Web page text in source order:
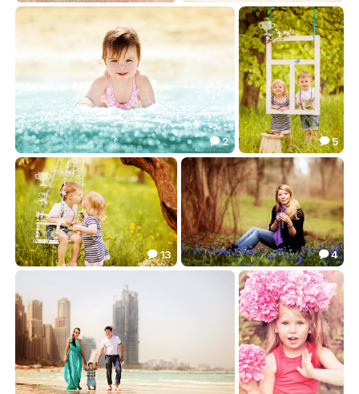
Вместе...
Мама, папа, я...
13.10
***
13.16
 2

Ку-ку)
42.11
 5

А ты меня любишь?...ага)
 13
Девушка-весна
 4